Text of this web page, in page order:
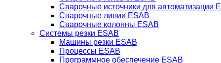
Сварочные источники для автоматизации
Сварочные линии ESAB
Сварочные колонны ESAB
Системы резки ESAB
Машины резки ESAB
Процессы ESAB
Программное обеспечение ESAB